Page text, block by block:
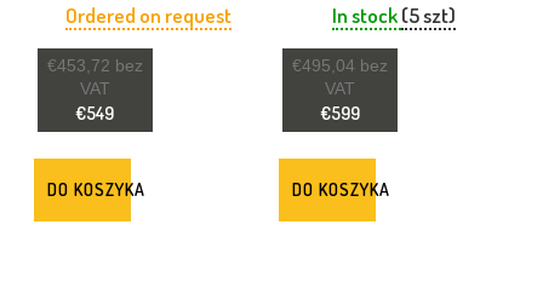
Ordered on request
€453,72 bez
VAT
€549
DO KOSZYKA
In stock(5 szt)
€495,04 bez
VAT
€599
DO KOSZYKA